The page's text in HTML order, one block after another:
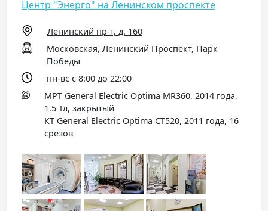
Центр "Энерго" на Ленинском проспекте
Ленинский пр-т, д. 160
Московская, Ленинский Проспект, Парк
Победы
пн-вс с 8:00 до 22:00
МРТ General Electric Optima MR360, 2014 года,
1.5 Тл, закрытый
КТ General Electric Optima СT520, 2011 года, 16
срезов